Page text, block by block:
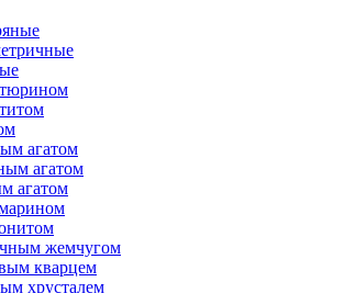
агатом
агатом
агатом
жемчугом
кварцем
хрусталем